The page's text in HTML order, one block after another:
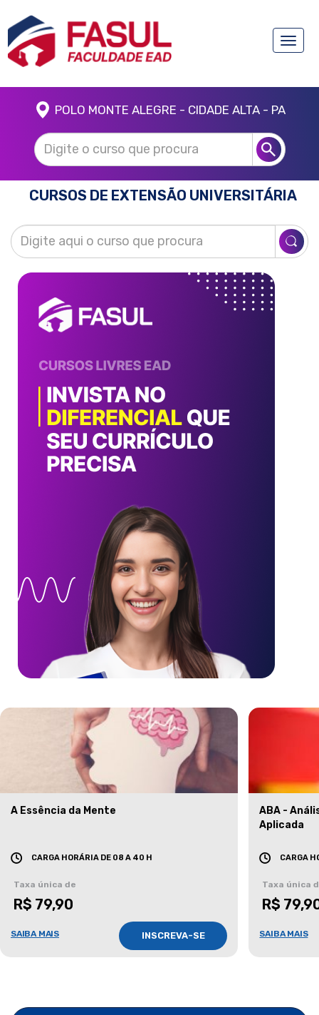
Toggle
POLO MONTE ALEGRE - CIDADE ALTA - PA
CURSOS DE EXTENSÃO UNIVERSITÁRIA
A Essência da Mente
CARGA HORÁRIA DE 08 A 40 H
Taxa única de
R$ 79,90
SAIBA MAIS INSCREVA-SE
ABA -
Aplicada
CARGA
Taxa única
R$
SAIBA MAIS